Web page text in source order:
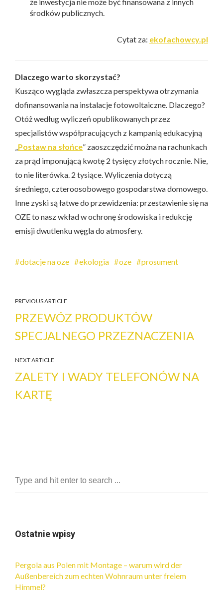
środków publicznych.
Cytat za: ekofachowcy.pl
Dlaczego warto skorzystać?
Kusząco wygląda zwłaszcza perspektywa otrzymania
dofinansowania na instalacje fotowoltaiczne. Dlaczego?
Otóż według wyliczeń opublikowanych przez
specjalistów współpracujących z kampanią edukacyjną
Postaw na słońce” zaoszczędzić można na rachunkach
za prąd imponującą kwotę 2 tysięcy złotych rocznie. Nie,
to nie literówka. 2 tysiące. Wyliczenia dotyczą
średniego, czteroosobowego gospodarstwa domowego.
Inne zyski są łatwe do przewidzenia: przestawienie się na
OZE to nasz wkład w ochronę środowiska i redukcję
emisji dwutlenku węgla do atmosfery.
dotacje na oze ekologia oze prosument
PREVIOUS ARTICLE
PRZEWÓZ PRODUKTÓW
SPECJALNEGO PRZEZNACZENIA
NEXT ARTICLE
ZALETY I WADY TELEFONÓW NA
KARTĘ
Ostatnie wpisy
Pergola aus Polen mit Montage – warum wird der
Außenbereich zum echten Wohnraum unter freiem
Himmel?